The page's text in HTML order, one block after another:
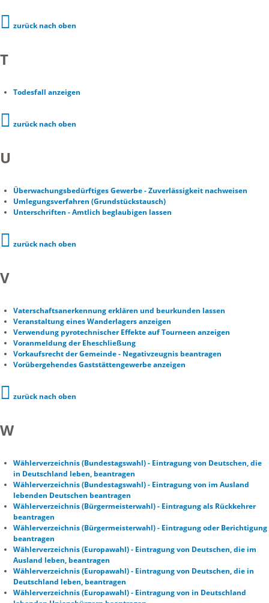
zurück nach oben
T
Todesfall anzeigen
zurück nach oben
U
Überwachungsbedürftiges Gewerbe - Zuverlässigkeit nachweisen
Umlegungsverfahren (Grundstückstausch)
Unterschriften - Amtlich beglaubigen lassen
zurück nach oben
V
Vaterschaftsanerkennung erklären und beurkunden lassen
Veranstaltung eines Wanderlagers anzeigen
Verwendung pyrotechnischer Effekte auf Tourneen anzeigen
Voranmeldung der Eheschließung
Vorkaufsrecht der Gemeinde - Negativzeugnis beantragen
Vorübergehendes Gaststättengewerbe anzeigen
zurück nach oben
W
Wählerverzeichnis (Bundestagswahl) - Eintragung von Deutschen, die
in Deutschland leben, beantragen
Wählerverzeichnis (Bundestagswahl) - Eintragung von im Ausland
lebenden Deutschen beantragen
Wählerverzeichnis (Bürgermeisterwahl) - Eintragung als Rückkehrer
beantragen
Wählerverzeichnis (Bürgermeisterwahl) - Eintragung oder Berichtigung
beantragen
Wählerverzeichnis (Europawahl) - Eintragung von Deutschen, die im
Ausland leben, beantragen
Wählerverzeichnis (Europawahl) - Eintragung von Deutschen, die in
Deutschland leben, beantragen
Wählerverzeichnis (Europawahl) - Eintragung von in Deutschland